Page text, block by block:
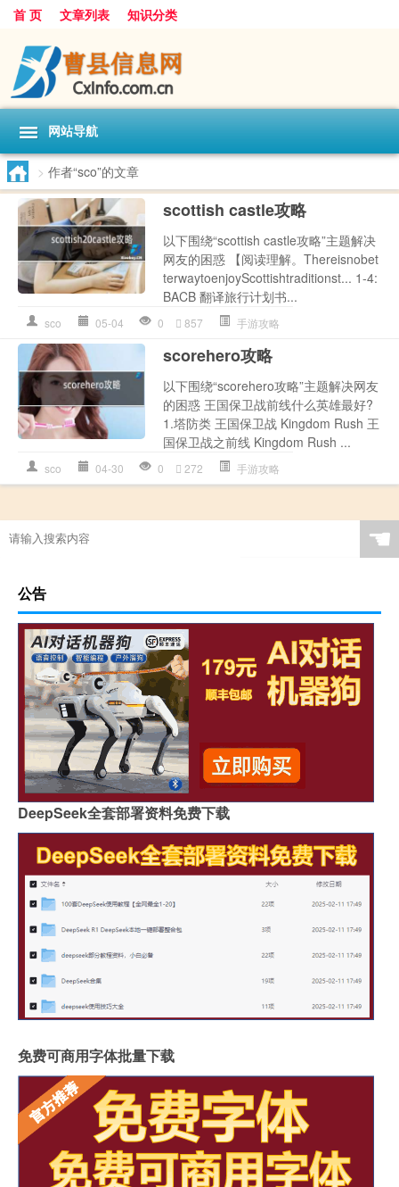
首 页 文章列表 知识分类
网站导航
> 作者“sco”的文章
scottish castle攻略
以下围绕“scottish castle攻略”主题解决
网友的困惑 【阅读理解。Thereisnobet
terwaytoenjoyScottishtraditionst... 1-4:
BACB 翻译旅行计划书...
sco 05-04 0 857 手游攻略
scorehero攻略
以下围绕“scorehero攻略”主题解决网友
的困惑 王国保卫战前线什么英雄最好?
1.塔防类 王国保卫战 Kingdom Rush 王
国保卫战之前线 Kingdom Rush ...
sco 04-30 0 272 手游攻略
☚
公告
DeepSeek全套部署资料免费下载
免费可商用字体批量下载